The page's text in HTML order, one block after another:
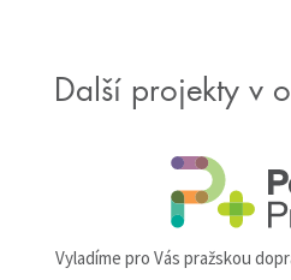
Další projekty v
Vyladíme pro Vás pražskou